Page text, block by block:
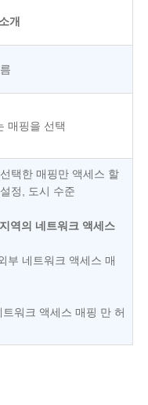
개
매핑을 선택
택한 매핑만 액세스 할
정, 도시 수준
역의 네트워크 액세스
부 네트워크 액세스 매
워크 액세스 매핑 만 허